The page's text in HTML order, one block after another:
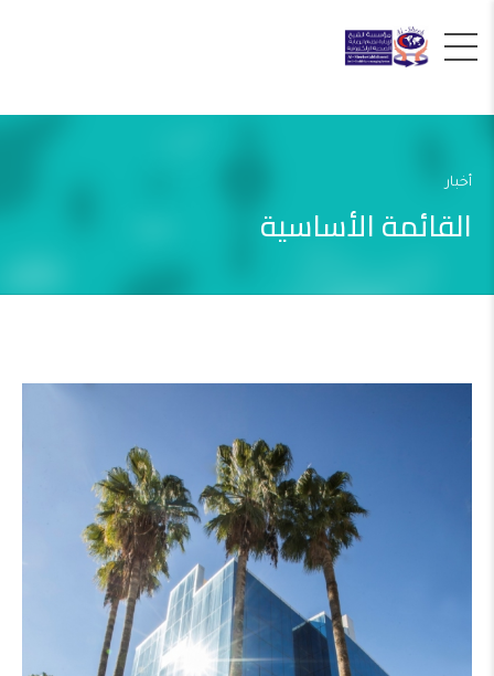
أخبار
القائمة الأساسية